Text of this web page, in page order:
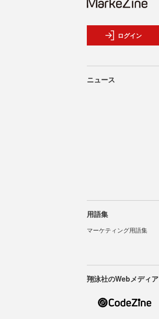
ログイン
ニュース
用語集
マーケティング用語集
翔泳社のWebメディア